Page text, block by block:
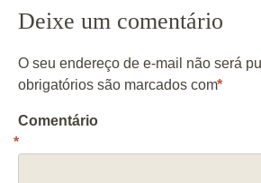
Deixe um comentário
O seu endereço de e-mail não será
obrigatórios são marcados com*
Comentário
*